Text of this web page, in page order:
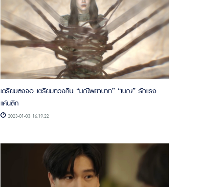
เตรียมลงจอ เตรียมทวงคืน “มณีพยาบาท” “เบญ” รักแรง
แค้นลึก
2023-01-03 16:19:22